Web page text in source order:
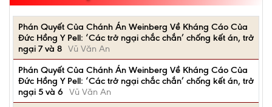
Phán Quyết Của Chánh Án Weinberg Về Kháng Cáo Của
Đức Hồng Y Pell: ‘Các trở ngại chắc chắn’ chống kết án, trở
ngại 7 và 8 Vũ Văn An
Phán Quyết Của Chánh Án Weinberg Về Kháng Cáo Của
Đức Hồng Y Pell: ‘Các trở ngại chắc chắn’ chống kết án, trở
ngại 5 và 6
Vũ Văn An